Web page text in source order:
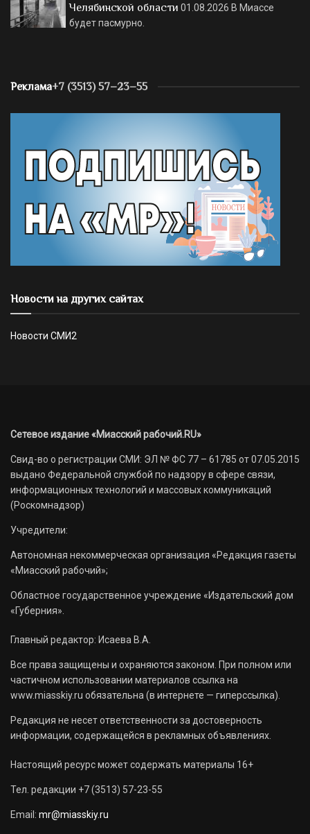
Челябинской области 01.08.2026 В Миассе
будет пасмурно.
Реклама+7 (3513) 57–23–55
Новости на других сайтах
Новости СМИ2
Сетевое издание «Миасский рабочий.RU»
Свид-во о регистрации СМИ: ЭЛ № ФС 77 – 61785 от 07.05.2015
выдано Федеральной службой по надзору в сфере связи,
информационных технологий и массовых коммуникаций
(Роскомнадзор)
Учредители:
Автономная некоммерческая организация «Редакция газеты
«Миасский рабочий»;
Областное государственное учреждение «Издательский дом
«Губерния».
Главный редактор: Исаева В.А.
Все права защищены и охраняются законом. При полном или
частичном использовании материалов ссылка на
www.miasskiy.ru обязательна (в интернете — гиперссылка).
Редакция не несет ответственности за достоверность
информации, содержащейся в рекламных объявлениях.
Настоящий ресурс может содержать материалы 16+
Тел. редакции +7 (3513) 57-23-55
Email: mr@miasskiy.ru